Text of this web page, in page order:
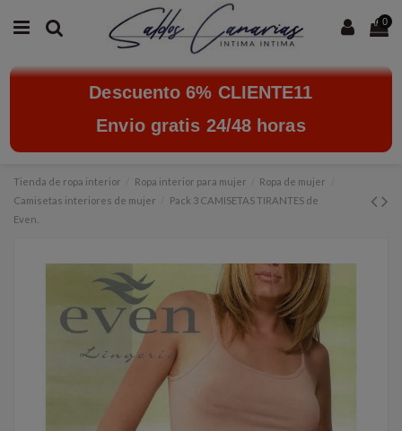
0
Descuento 6% CLIENTE11
Envio gratis 24/48 horas
Tienda de ropa interior Ropa interior para mujer
Ropa de mujer
Camisetas interiores de mujer
Pack 3 CAMISETAS TIRANTES de
Even.